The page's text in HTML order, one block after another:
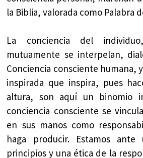
la Biblia, valorada como Palabra
La conciencia del
mutuamente se interpelan,
Conciencia consciente humana,
inspirada que inspira, pues
altura, son aquí un binomio
conciencia consciente se
en sus manos como
haga producir. Estamos
principios y una ética de la